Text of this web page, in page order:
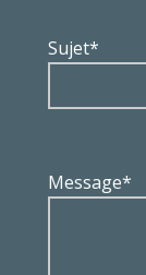
Sujet*
Message*